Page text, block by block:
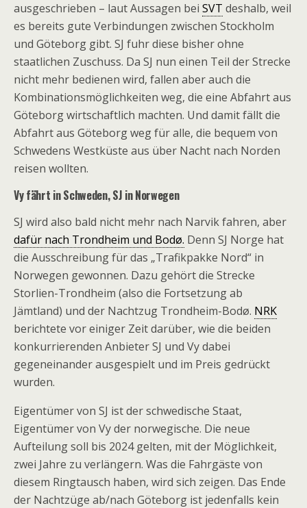
ausgeschrieben – laut Aussagen bei SVT deshalb, weil
es bereits gute Verbindungen zwischen Stockholm
und Göteborg gibt. SJ fuhr diese bisher ohne
staatlichen Zuschuss. Da SJ nun einen Teil der Strecke
nicht mehr bedienen wird, fallen aber auch die
Kombinationsmöglichkeiten weg, die eine Abfahrt aus
Göteborg wirtschaftlich machten. Und damit fällt die
Abfahrt aus Göteborg weg für alle, die bequem von
Schwedens Westküste aus über Nacht nach Norden
reisen wollten.
Vy fährt in Schweden, SJ in Norwegen
SJ wird also bald nicht mehr nach Narvik fahren, aber
dafür nach Trondheim und Bodø. Denn SJ Norge hat
die Ausschreibung für das „Trafikpakke Nord“ in
Norwegen gewonnen. Dazu gehört die Strecke
Storlien-Trondheim (also die Fortsetzung ab
Jämtland) und der Nachtzug Trondheim-Bodø. NRK
berichtete vor einiger Zeit darüber, wie die beiden
konkurrierenden Anbieter SJ und Vy dabei
gegeneinander ausgespielt und im Preis gedrückt
wurden.
Eigentümer von SJ ist der schwedische Staat,
Eigentümer von Vy der norwegische. Die neue
Aufteilung soll bis 2024 gelten, mit der Möglichkeit,
zwei Jahre zu verlängern. Was die Fahrgäste von
diesem Ringtausch haben, wird sich zeigen. Das Ende
der Nachtzüge ab/nach Göteborg ist jedenfalls kein